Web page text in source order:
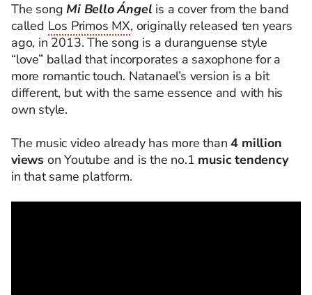
The song Mi Bello Ángel is a cover from the band
called Los Primos MX, originally released ten years
ago, in 2013.The song is aduranguense style
“love” ballad that incorporates a saxophone for a
more romantic touch. Natanael’s version is a bit
different, but with the same essence and with his
own style.
The music video already has more than4 million
views onYoutube and isthe no.1 music tendency
in that same platform.